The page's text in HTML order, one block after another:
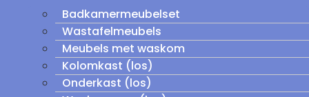
Badkamermeubelset
Wastafelmeubels
Meubels met waskom
Kolomkast (los)
Onderkast (los)